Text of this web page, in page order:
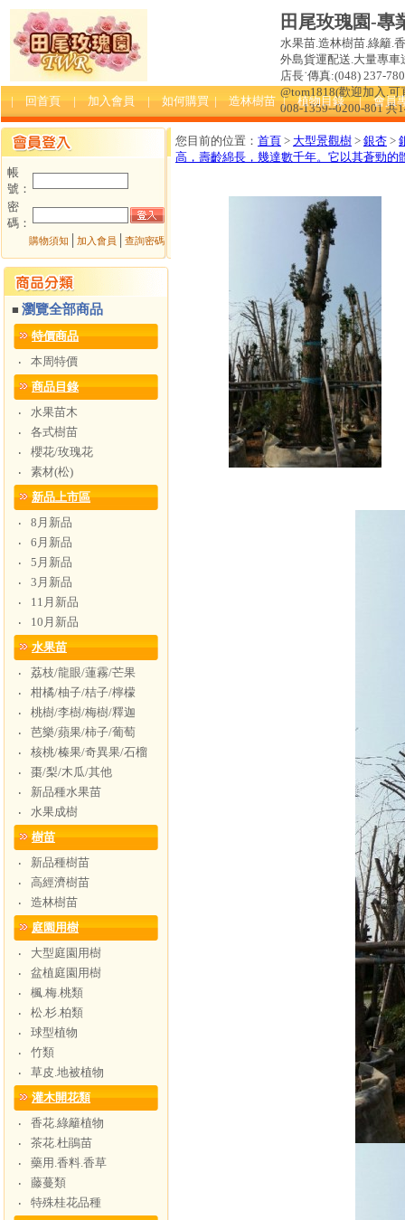
田尾玫瑰園-專
水果苗.造林樹苗.綠籬.
外島貨運配送.大量專車
店長˙傳真:(048) 237-
@tom1818(歡迎加入.
008-1359--0200-801 共
| 回首頁 | 加入會員 | 如何購買 | 造林樹苗 | 植物目錄 | 會員
帳
號：
密
碼：
購物須知 加入會員 查詢密碼
■瀏覽全部商品
特價商品
‧
本周特價
商品目錄
‧
水果苗木
‧
各式樹苗
‧
櫻花/玫瑰花
‧
素材(松)
新品上市區
‧
8月新品
‧
6月新品
‧
5月新品
‧
3月新品
‧
11月新品
‧
10月新品
水果苗
‧
荔枝/龍眼/蓮霧/芒果
‧
柑橘/柚子/桔子/檸檬
‧
桃樹/李樹/梅樹/釋迦
‧
芭樂/蘋果/柿子/葡萄
‧
核桃/榛果/奇異果/石榴
‧
棗/梨/木瓜/其他
‧
新品種水果苗
‧
水果成樹
樹苗
‧
新品種樹苗
‧
高經濟樹苗
‧
造林樹苗
庭園用樹
‧
大型庭園用樹
‧
盆植庭園用樹
‧
楓.梅.桃類
‧
松.杉.柏類
‧
球型植物
‧
竹類
‧
草皮.地被植物
灌木開花類
‧
香花.綠籬植物
‧
茶花.杜鵑苗
‧
藥用.香料.香草
‧
藤蔓類
‧
特殊桂花品種
您目前的位置： 首頁 > 大型景觀樹 > 銀杏 >
高，壽齡綿長，幾達數千年。它以其蒼勁